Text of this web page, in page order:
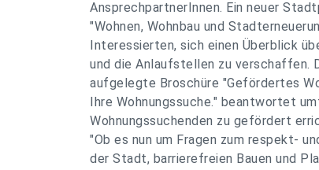
AnsprechpartnerInnen. Ein neuer
"Wohnen, Wohnbau und
Interessierten, sich einen Überblick
und die Anlaufstellen zu verschaffen.
aufgelegte Broschüre "Gefördertes
Ihre Wohnungssuche." beantwortet
Wohnungssuchenden zu gefördert
"Ob es nun um Fragen zum respekt-
der Stadt, barrierefreien Bauen und